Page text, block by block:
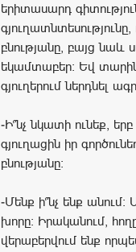
երիտասարդ
բնությանը, բայց նաև
եկամտաբեր։ Եվ
գյուղերում ներդնել
-Ի՞նչ նկատի ունեք,
գյուղացին իր
բնությանը։
-Մենք ի՞նչ ենք
խորը։ Իրականում,
վերաբերվում ենք